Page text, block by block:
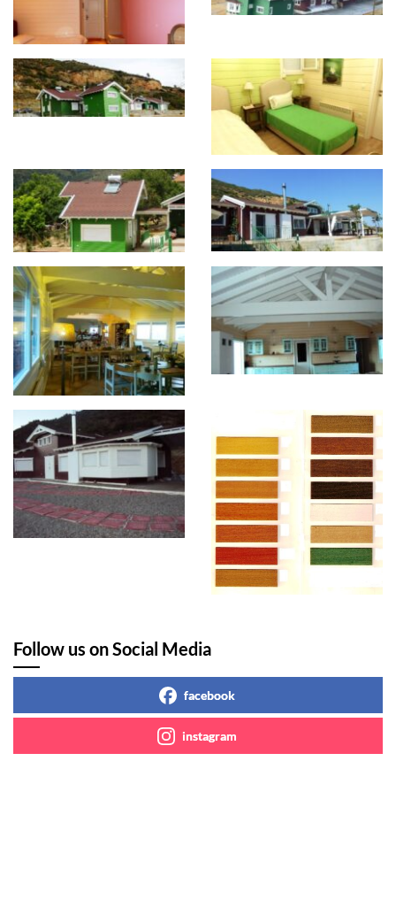
Follow us on Social Media
facebook
instagram